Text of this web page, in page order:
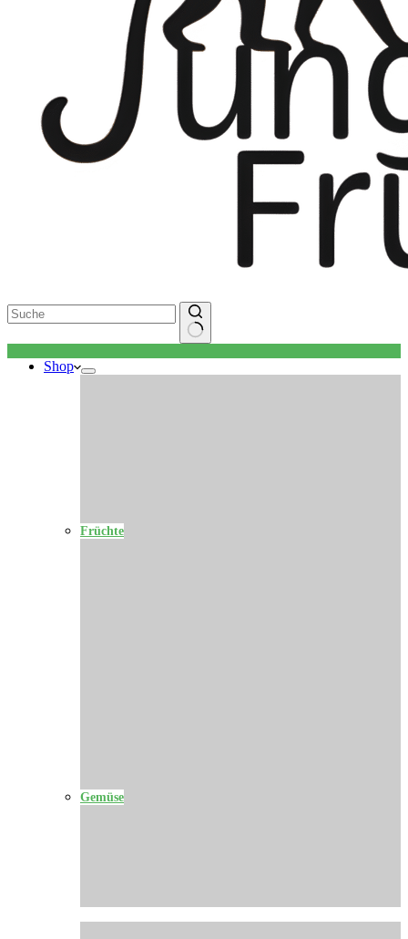
Ergebnisse
Shop
Früchte
Gemüse